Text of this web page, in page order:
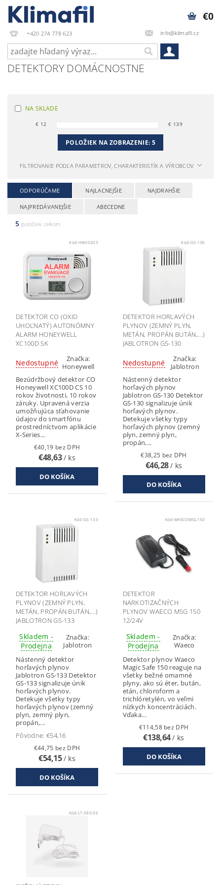
+420 274 778 623 info@klimafil.cz
€0
DETEKTORY DOMÁCNOSTNE
NA SKLADE
€ 12 € 139
POLOŽIEK NA ZOBRAZENIE: 5
FILTROVANIE PODĽA PARAMETROV, CHARAKTERISTÍK A VÝROBCOV
ODPORÚČAME NAJLACNEJŠIE NAJDRAHŠIE
NAJPREDÁVANEJŠIE ABECEDNE
5 položiek celkom
Kód: HW30203
DETEKTOR CO (OXID
UHOĽNATÝ) AUTONÓMNY
ALARM HONEYWELL
XC100D SK
Nedostupné
Značka:
Honeywell
Bezúdržbový detektor CO
Honeywell XC100D CS 10
rokov životnosti, 10 rokov
záruky. Upravená verzia
umožňujúca sťahovanie
údajov do smartfónu
prostredníctvom aplikácie
X-Series...
€40,19 bez DPH
€48,63/ ks
Kód: GS-130
DETEKTOR HORĽAVÝCH
PLYNOV (ZEMNÝ PLYN,
METÁN, PROPÁN BUTÁN,...)
JABLOTRON GS-130
Nedostupné
Značka:
Jablotron
Nástenný detektor
horľavých plynov
Jablotron GS-130 Detektor
GS-130 signalizuje únik
horľavých plynov.
Detekuje všetky typy
horľavých plynov (zemný
plyn, zemný plyn,
propán,...
€38,25 bez DPH
€46,28/ ks
Kód:GS-133
DETEKTOR HORĽAVÝCH
PLYNOV (ZEMNÝ PLYN,
METÁN, PROPÁN BUTÁN,...)
JABLOTRON GS-133
Skladem -
Prodejna
Značka:
Jablotron
Nástenný detektor
horľavých plynov
Jablotron GS-133 Detektor
GS-133 signalizuje únik
horľavých plynov.
Detekuje všetky typy
horľavých plynov (zemný
plyn, zemný plyn,
propán,...
Pôvodne: €54,16
€44,75 bez DPH
€54,15/ ks
Kód:WAECOMSG150
DETEKTOR
NARKOTIZAČNÝCH
PLYNOV WAECO MSG 150
12/24V
Skladem -
Prodejna
Značka:
Waeco
Detektor plynov Waeco
Magic Safe 150 reaguje na
všetky bežné omamné
plyny, ako sú éter, bután,
etán, chloroform a
trichlóretylén, vo veľmi
nízkych koncentráciách.
Vďaka...
€114,58 bez DPH
€138,64/ ks
Kód:LT-089.06